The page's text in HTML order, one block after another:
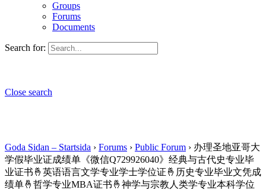
Groups
Forums
Documents
Search for:
Close search
Goda Sidan – Startsida › Forums › Public Forum › 办理圣地亚哥大
学假毕业证成绩单《微信Q729926040》经典与古代史专业毕
业证书🤞英语语言文学专业学士学位证🤞历史专业毕业文凭成
绩单🤞哲学专业MBA证书🤞神学与宗教人类学专业本科学位